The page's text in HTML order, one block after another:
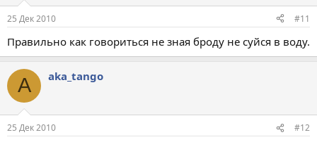
25 Дек 2010 #11
Правильно как говориться не зная броду не суйся в воду.
A aka_tango
25 Дек 2010 #12